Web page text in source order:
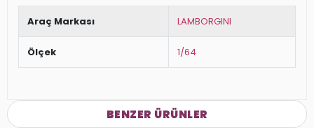
Araç Markası LAMBORGINI
Ölçek 1/64
BENZER ÜRÜNLER